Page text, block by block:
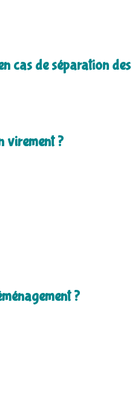
cas de séparation des
virement ?
?